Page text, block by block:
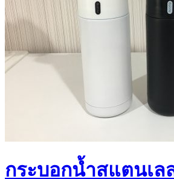
กระบอกน้ำสแตนเล